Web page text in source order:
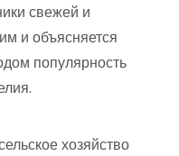
свежей и
и объясняется
популярность
хозяйство